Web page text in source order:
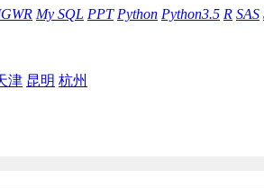
My SQL PPT Python Python3.5 R SAS
津 昆明 杭州